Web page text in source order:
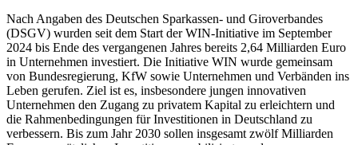
Nach Angaben des Deutschen Sparkassen- und Giroverbandes
(DSGV) wurden seit dem Start der WIN-Initiative im September
2024 bis Ende des vergangenen Jahres bereits 2,64 Milliarden Euro
in Unternehmen investiert. Die Initiative WIN wurde gemeinsam
von Bundesregierung, KfW sowie Unternehmen und Verbänden ins
Leben gerufen. Ziel ist es, insbesondere jungen innovativen
Unternehmen den Zugang zu privatem Kapital zu erleichtern und
die Rahmenbedingungen für Investitionen in Deutschland zu
verbessern. Bis zum Jahr 2030 sollen insgesamt zwölf Milliarden